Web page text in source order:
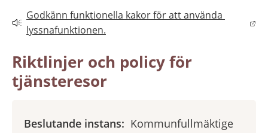
Godkänn funktionella kakor för att använda
lyssnafunktionen.
Länk till annan webbplats.
Riktlinjer och policy för
tjänsteresor
Beslutande instans: Kommunfullmäktige